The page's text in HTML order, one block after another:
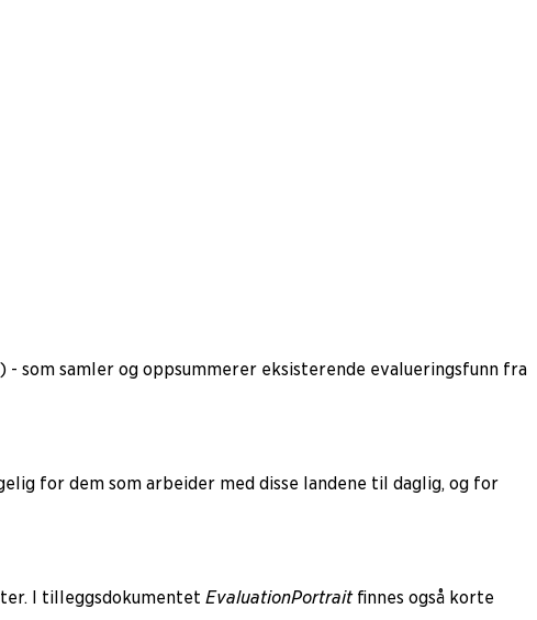
- som samler og oppsummerer eksisterende evalueringsfunn fra
for dem som arbeider med disse landene til daglig, og for
I tilleggsdokumentet EvaluationPortraitfinnes også korte